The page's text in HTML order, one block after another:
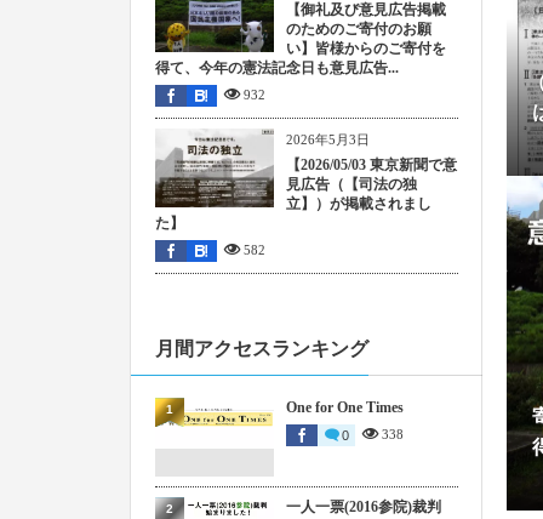
【御礼及び意見広告掲載
のためのご寄付のお願
い】皆様からのご寄付を
得て、今年の憲法記念日も意見広告...
932
2026年5月3日
【2026/05/03 東京新聞で意
見広告（【司法の独
立】）が掲載されまし
た】
582
月間アクセスランキング
One for One Times
0 338
1
一人一票(2016参院)裁判
2